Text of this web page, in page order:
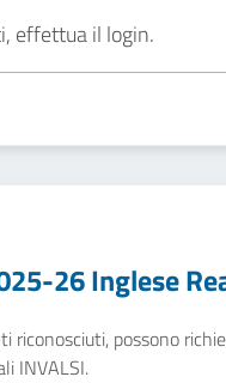
effettua il login.
26 Inglese
riconosciuti, possono
INVALSI.